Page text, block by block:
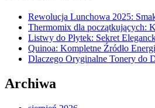
Rewolucja Lunchowa 2025:
Thermomix dla początkujących:
Listwy do Płytek: Sekret
Quinoa: Kompletne Źródło
Dlaczego Oryginalne Tonery do
Archiwa